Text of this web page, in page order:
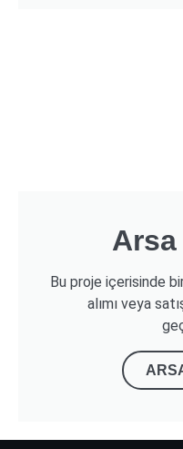
Arsa
Bu proje içerisinde
alımı veya